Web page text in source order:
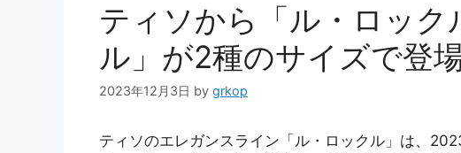
ティソから「ル・ロッ
ル」が2種のサイズで登場
2023年12月3日 by grkop
ティソのエレガンスライン「ル・ロックル」は、